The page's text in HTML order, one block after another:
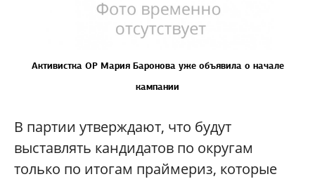
Активистка ОР Мария Баронова уже объявила о начале
кампании
В партии утверждают, что будут
выставлять кандидатов по округам
только по итогам праймериз, которые